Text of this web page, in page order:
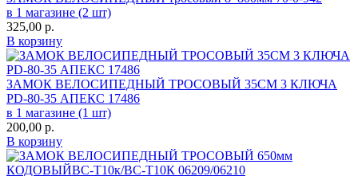
в 1 магазине (2 шт)
325,00 р.
В корзину
ЗАМОК ВЕЛОСИПЕДНЫЙ ТРОСОВЫЙ 35СМ 3 КЛЮЧА
PD-80-35 АПЕКС 17486
в 1 магазине (1 шт)
200,00 р.
В корзину